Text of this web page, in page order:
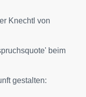
Knechtl von
beim
gestalten: